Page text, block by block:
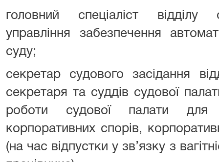
головний спеціаліст відділу
управління забезпечення
суду;
секретар судового засідання
секретаря та суддів судової
роботи судової палати
корпоративних спорів‚
(на час відпустки у зв’язку з